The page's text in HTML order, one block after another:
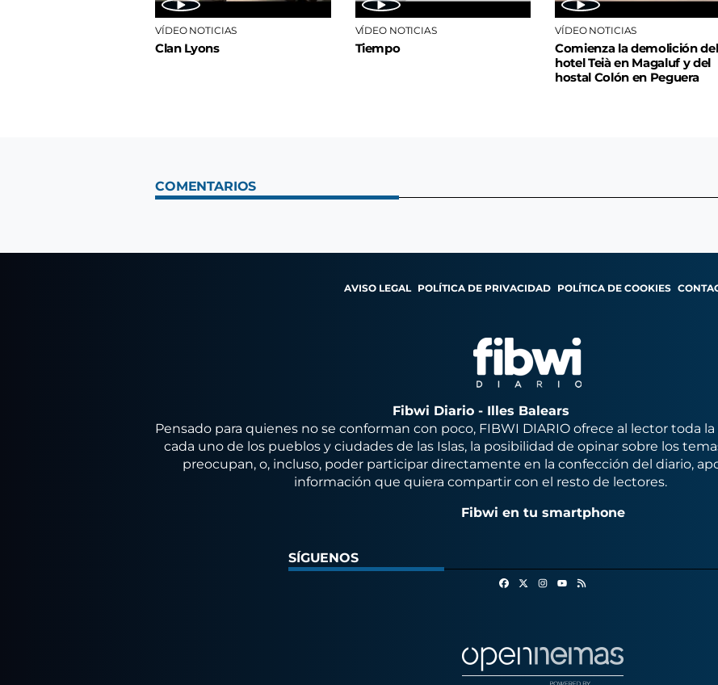
VÍDEO NOTICIAS
Clan Lyons
VÍDEO NOTICIAS
Tiempo
VÍDEO NOTICIAS
Comienza la demolición del
hotel Teià en Magaluf y del
hostal Colón en Peguera
COMENTARIOS
AVISO LEGAL POLÍTICA DE PRIVACIDAD POLÍTICA DE COOKIES
Fibwi Diario - Illes Balears
Pensado para quienes no se conforman con poco, FIBWI DIARIO ofrece al lector toda
cada uno de los pueblos y ciudades de las Islas, la posibilidad de opinar sobre los
preocupan, o, incluso, poder participar directamente en la confección del diario,
información que quiera compartir con el resto de lectores.
Fibwi en tu smartphone
SÍGUENOS
FacebookInstagram